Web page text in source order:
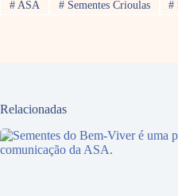
#ASA #Sementes Crioulas #
Relacionadas